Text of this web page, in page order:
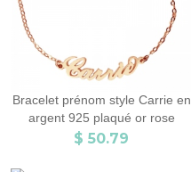
Bracelet prénom style Carrie en
argent 925 plaqué or rose
$ 50.79